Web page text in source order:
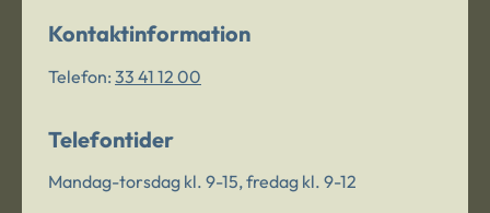
Kontaktinformation
Telefon: 33 41 12 00
Telefontider
Mandag-torsdag kl. 9-15, fredag kl. 9-12